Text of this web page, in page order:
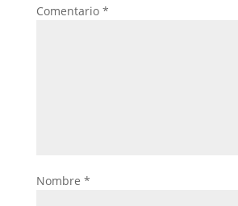
Comentario *
Nombre *